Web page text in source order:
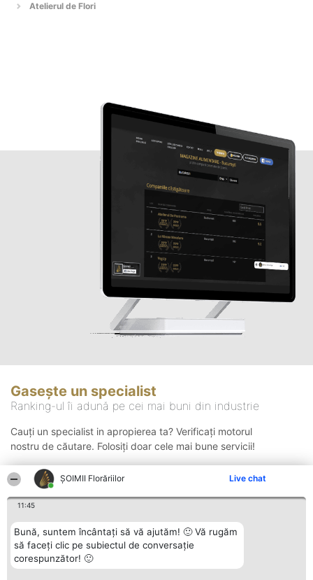
ȘOIMII Florăriilor Live chat
11:45
Bună, suntem încântați să vă ajutăm! 🙂 Vă rugăm
să faceți clic pe subiectul de conversație
corespunzător! 🙂
Atelierul de Flori
Gasește un specialist
Ranking-ul îi adună pe cei mai buni din industrie
Cauți un specialist in apropierea ta? Verificați motorul
nostru de căutare. Folosiți doar cele mai bune servicii!